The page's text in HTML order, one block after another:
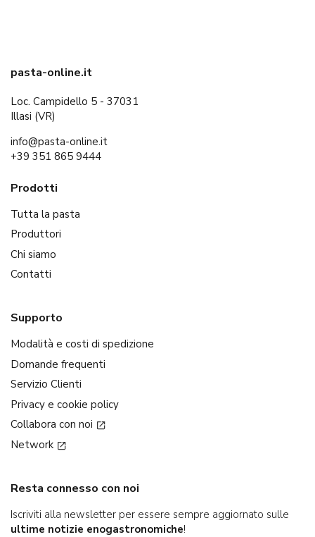
pasta-online.it
Loc. Campidello 5 - 37031
Illasi (VR)
info@pasta-online.it
+39 351 865 9444
Prodotti
Tutta la pasta
Produttori
Chi siamo
Contatti
Supporto
Modalità e costi di spedizione
Domande frequenti
Servizio Clienti
Privacy e cookie policy
Collabora con noi
Network
Resta connesso con noi
Iscriviti alla newsletter per essere sempre aggiornato sulle
ultime notizie enogastronomiche!